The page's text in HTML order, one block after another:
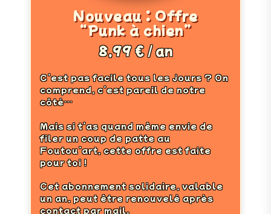
Nouveau : Offre
“Punk à chien”
8,99 € / an
C’est pas facile tous les jours ? On
comprend, c’est pareil de notre
côté…
Mais si t’as quand même envie de
filer un coup de patte au
Foutou’art, cette offre est faite
pour toi !
Cet abonnement solidaire, valable
un an, peut être renouvelé après
contact par mail.